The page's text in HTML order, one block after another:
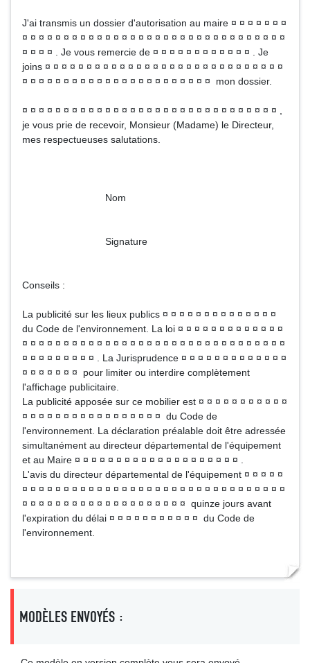
J'ai transmis un dossier d'autorisation au maire ¤ ¤ ¤ ¤ ¤ ¤ ¤
¤ ¤ ¤ ¤ ¤ ¤ ¤ ¤ ¤ ¤ ¤ ¤ ¤ ¤ ¤ ¤ ¤ ¤ ¤ ¤ ¤ ¤ ¤ ¤ ¤ ¤ ¤ ¤ ¤ ¤ ¤ ¤
¤ ¤ ¤ ¤ . Je vous remercie de ¤ ¤ ¤ ¤ ¤ ¤ ¤ ¤ ¤ ¤ ¤ ¤ . Je
joins ¤ ¤ ¤ ¤ ¤ ¤ ¤ ¤ ¤ ¤ ¤ ¤ ¤ ¤ ¤ ¤ ¤ ¤ ¤ ¤ ¤ ¤ ¤ ¤ ¤ ¤ ¤ ¤ ¤
¤ ¤ ¤ ¤ ¤ ¤ ¤ ¤ ¤ ¤ ¤ ¤ ¤ ¤ ¤ ¤ ¤ ¤ ¤ ¤ ¤ ¤ ¤ mon dossier.
¤ ¤ ¤ ¤ ¤ ¤ ¤ ¤ ¤ ¤ ¤ ¤ ¤ ¤ ¤ ¤ ¤ ¤ ¤ ¤ ¤ ¤ ¤ ¤ ¤ ¤ ¤ ¤ ¤ ¤ ¤ ,
je vous prie de recevoir, Monsieur (Madame) le Directeur,
mes respectueuses salutations.
Nom
Signature
Conseils :
La publicité sur les lieux publics ¤ ¤ ¤ ¤ ¤ ¤ ¤ ¤ ¤ ¤ ¤ ¤ ¤ ¤
du Code de l'environnement. La loi ¤ ¤ ¤ ¤ ¤ ¤ ¤ ¤ ¤ ¤ ¤ ¤ ¤
¤ ¤ ¤ ¤ ¤ ¤ ¤ ¤ ¤ ¤ ¤ ¤ ¤ ¤ ¤ ¤ ¤ ¤ ¤ ¤ ¤ ¤ ¤ ¤ ¤ ¤ ¤ ¤ ¤ ¤ ¤ ¤
¤ ¤ ¤ ¤ ¤ ¤ ¤ ¤ ¤ . La Jurisprudence ¤ ¤ ¤ ¤ ¤ ¤ ¤ ¤ ¤ ¤ ¤ ¤ ¤
¤ ¤ ¤ ¤ ¤ ¤ ¤ pour limiter ou interdire complètement
l'affichage publicitaire.
La publicité apposée sur ce mobilier est ¤ ¤ ¤ ¤ ¤ ¤ ¤ ¤ ¤ ¤ ¤
¤ ¤ ¤ ¤ ¤ ¤ ¤ ¤ ¤ ¤ ¤ ¤ ¤ ¤ ¤ ¤ ¤ du Code de
l'environnement. La déclaration préalable doit être adressée
simultanément au directeur départemental de l'équipement
et au Maire ¤ ¤ ¤ ¤ ¤ ¤ ¤ ¤ ¤ ¤ ¤ ¤ ¤ ¤ ¤ ¤ ¤ ¤ ¤ ¤ .
L'avis du directeur départemental de l'équipement ¤ ¤ ¤ ¤ ¤
¤ ¤ ¤ ¤ ¤ ¤ ¤ ¤ ¤ ¤ ¤ ¤ ¤ ¤ ¤ ¤ ¤ ¤ ¤ ¤ ¤ ¤ ¤ ¤ ¤ ¤ ¤ ¤ ¤ ¤ ¤ ¤
¤ ¤ ¤ ¤ ¤ ¤ ¤ ¤ ¤ ¤ ¤ ¤ ¤ ¤ ¤ ¤ ¤ ¤ ¤ ¤ quinze jours avant
l'expiration du délai ¤ ¤ ¤ ¤ ¤ ¤ ¤ ¤ ¤ ¤ ¤ du Code de
l'environnement.
MODÈLES ENVOYÉS :